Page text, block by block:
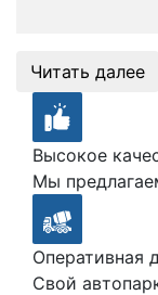
Читать далее
Высокое
Мы
Оперативная
Свой